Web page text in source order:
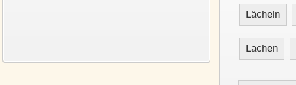
Lächeln
Lachen